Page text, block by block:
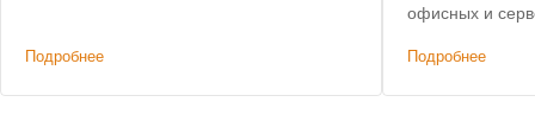
Подробнее
офисных и
Подробнее